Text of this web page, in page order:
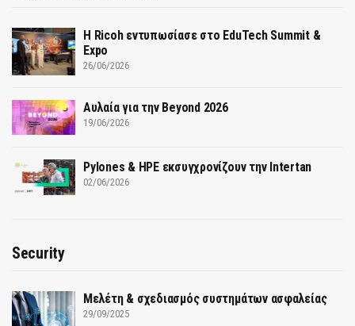
Η Ricoh εντυπωσίασε στο EduTech Summit &
Expo
26/06/2026
Αυλαία για την Beyond 2026
19/06/2026
Pylones & HPE εκσυγχρονίζουν την Intertan
02/06/2026
Security
Μελέτη & σχεδιασμός συστημάτων ασφαλείας
29/09/2025